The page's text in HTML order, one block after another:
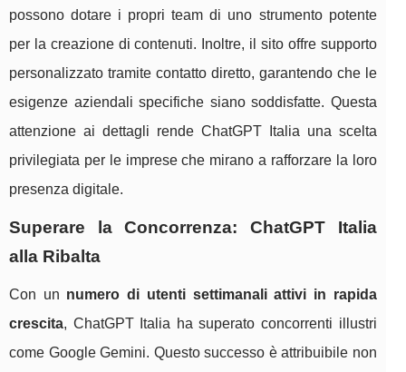
possono dotare i propri team di uno strumento potente
per la creazione di contenuti. Inoltre, il sito offre supporto
personalizzato tramite contatto diretto, garantendo che le
esigenze aziendali specifiche siano soddisfatte. Questa
attenzione ai dettagli rende ChatGPT Italia una scelta
privilegiata per le imprese che mirano a rafforzare la loro
presenza digitale.
Superare la Concorrenza: ChatGPT Italia
alla Ribalta
Con un numero di utenti settimanali attivi in rapida
crescita, ChatGPT Italia ha superato concorrenti illustri
come Google Gemini. Questo successo è attribuibile non